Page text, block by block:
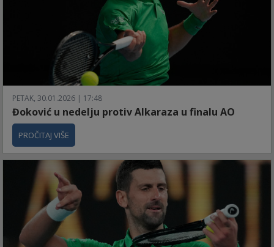
PETAK, 30.01.2026 | 17:48
Đoković u nedelju protiv Alkaraza u finalu AO
PROČITAJ VIŠE